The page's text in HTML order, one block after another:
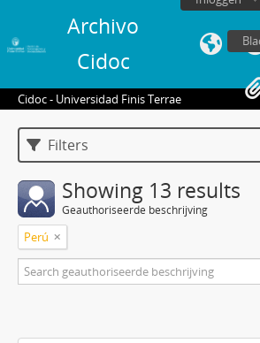
Archivo
Cidoc
Cidoc - Universidad Finis Terrae
Filters
Showing 13 results
Geauthoriseerde beschrijving
Perú